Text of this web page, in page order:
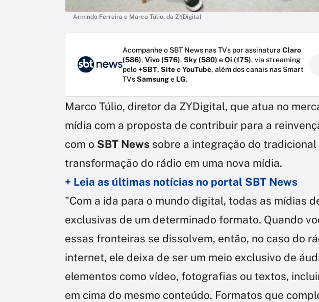
Armindo Ferreira e Marco Túlio, da ZYDigital
Acompanhe o SBT News nas TVs por assinatura Claro
(586), Vivo (576), Sky (580) eOi (175), via streaming
pelo+SBT, SiteeYouTube, além dos canais nas Smart
TVsSamsunge LG.
Marco Túlio, diretor da ZYDigital, que atua no
mídia com a proposta de contribuir para a
com o SBT News sobre a integração do
transformação do rádio em uma nova mídia.
+ Leia as últimas notícias no portal SBT News
"Com a ida para o mundo digital, todas as mídias
exclusivas de um determinado formato. Quando
essas fronteiras se dissolvem, então, no caso do
internet, ele deixa de ser um meio exclusivo de
elementos como vídeo, fotografias ou textos,
em cima do mesmo conteúdo. Formatos que